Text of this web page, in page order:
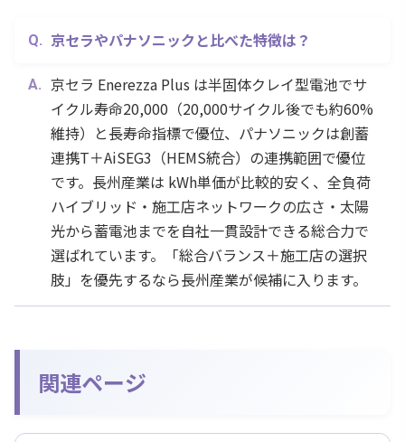
京セラやパナソニックと比べた特徴は？
京セラ Enerezza Plus は半固体クレイ型電池でサ
イクル寿命20,000（20,000サイクル後でも約60%
維持）と長寿命指標で優位、パナソニックは創蓄
連携T＋AiSEG3（HEMS統合）の連携範囲で優位
です。長州産業は kWh単価が比較的安く、全負荷
ハイブリッド・施工店ネットワークの広さ・太陽
光から蓄電池までを自社一貫設計できる総合力で
選ばれています。「総合バランス＋施工店の選択
肢」を優先するなら長州産業が候補に入ります。
関連ページ